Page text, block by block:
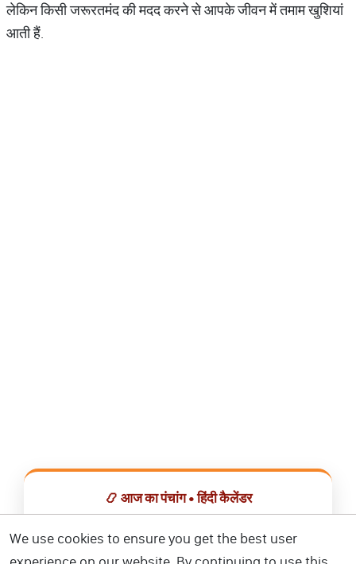
लेकिन किसी जरूरतमंद की मदद करने से आपके जीवन में तमाम खुशियां
आती हैं.
📿 आज का पंचांग • हिंदी कैलेंडर
We use cookies to ensure you get the best user